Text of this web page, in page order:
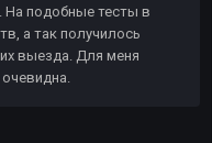
На подобные тесты в
а так получилось
выезда. Для меня